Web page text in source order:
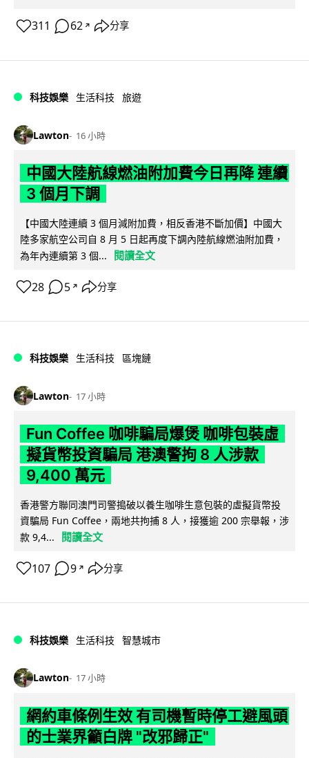
311 62 ↗ 分享
科技娛樂 生活科技 旅遊
Lawton 16 小時
中國大陸航線燃油附加費今日再降 連續
3 個月下調
【中國大陸連續 3 個月減附加費，相反香港不斷加價】中國大
陸多家航空公司自 8 月 5 日起再度下調內陸航線燃油附加費，
為年內連續第 3 個...
閱讀全文
28 5 ↗ 分享
科技娛樂 生活科技 區塊鏈
Lawton 17 小時
Fun Coffee 咖啡騙局爆煲 咖啡包裝虛
擬貨幣投資騙局 港澳警拘 8 人涉款
9,400 萬元
香港警方聯同澳門司警搗破以養生咖啡生意包裝的虛擬貨幣投
資騙局 Fun Coffee，兩地共拘捕 8 人，接獲逾 200 宗舉報，涉
款 9,4...
閱讀全文
107 9 ↗ 分享
科技娛樂 生活科技 智慧城市
Lawton 17 小時
網約車條例生效 有司機暫時停工避風頭
的士業界籲白牌 "改邪歸正"